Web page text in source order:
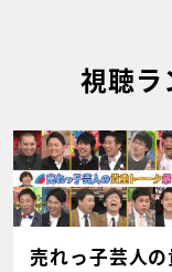
視聴ラ
売れっ子芸人